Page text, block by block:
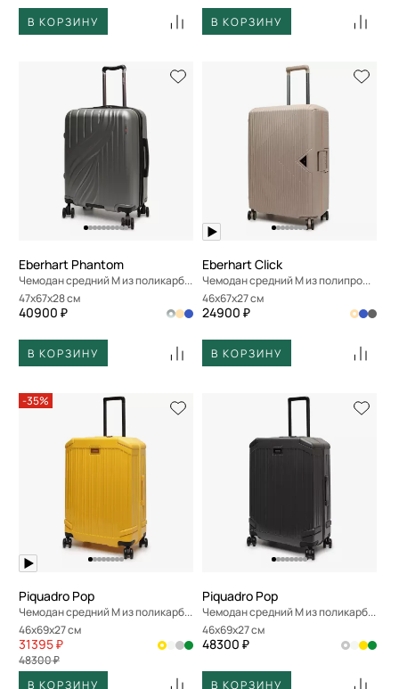
В КОРЗИНУ В КОРЗИНУ
Eberhart Phantom
Чемодан средний M из поликарбоната
47x67x28 см
40900 ₽
В КОРЗИНУ
Eberhart Click
Чемодан средний M из полипропилена
46x67x27 см
24900 ₽
В КОРЗИНУ
-35%
Piquadro Pop
Чемодан средний M из поликарбоната
46x69x27 см
31395 ₽
48300 ₽
В КОРЗИНУ
Piquadro Pop
Чемодан средний M из поликарбоната
46x69x27 см
48300 ₽
В КОРЗИНУ